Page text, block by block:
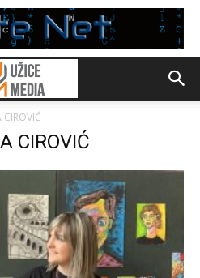
CIROVIĆ
CIROVIĆ